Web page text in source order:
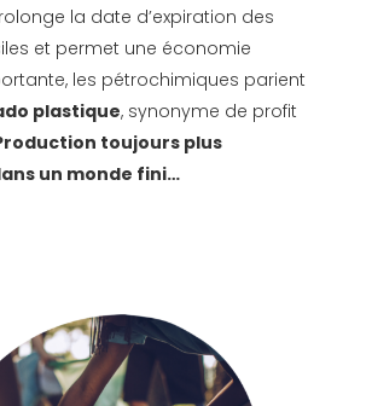
la date d’expiration des
et permet une économie
les pétrochimiques parient
plastique, synonyme de profit
toujours plus
un monde fini…